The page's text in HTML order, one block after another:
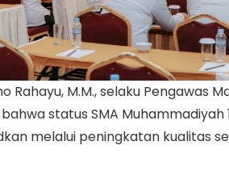
Rahayu, M.M., selaku Pengawas
status SMA
melalui peningkatan kualitas